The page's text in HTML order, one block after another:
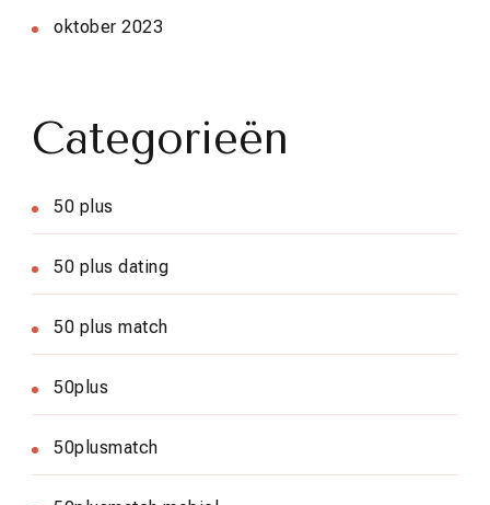
oktober 2023
Categorieën
50 plus
50 plus dating
50 plus match
50plus
50plusmatch